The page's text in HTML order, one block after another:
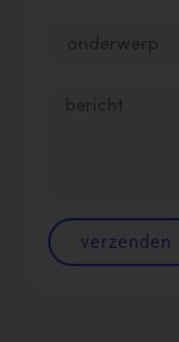
verzenden